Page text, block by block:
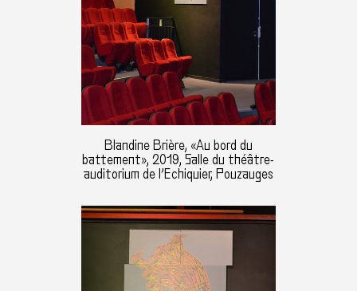
Blandine Brière, «Au bord du
battement», 2019, Salle du théâtre-
auditorium de l’Echiquier, Pouzauges